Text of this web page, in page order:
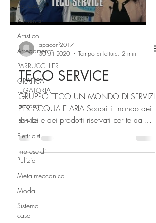
Benessere
Alimentari
Artistico
Arredamento
PARRUCCHIERI
GRAFICA
LEGATORIA
Impianti
Idraulici
Elettricisti
Imprese di
Pulizia
Metalmeccanica
Moda
Sistema
casa
apaconf2017
30 ott 2020
Tempo di lettura: 2 min
TECO SERVICE
GRUPPO TECO UN MONDO DI SERVIZI
PER ACQUA E ARIA Scopri il mondo dei
servizi e dei prodotti riservati per te dal
Gruppo Teco, servizi...